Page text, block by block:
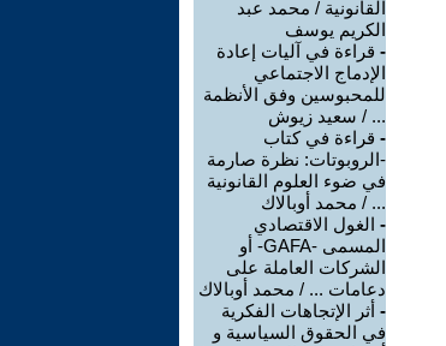
القانونية / محمد عبد
الكريم يوسف
- قراءة في آليات إعادة
الإدماج الاجتماعي
للمحبوسين وفق الأنظمة
... / سعيد زيوش
- قراءة في كتاب
-الروبوتات: نظرة صارمة
في ضوء العلوم القانونية
... / محمد أوبالاك
- الغول الاقتصادي
المسمى -GAFA- أو
الشركات العاملة على
دعامات ... / محمد أوبالاك
- أثر الإتجاهات الفكرية
في الحقوق السياسية و